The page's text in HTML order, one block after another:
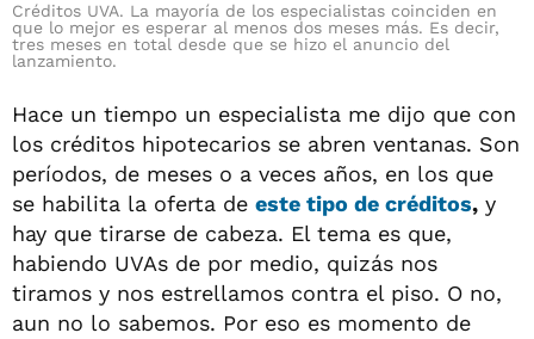
Créditos UVA. La mayoría de los especialistas coinciden en
que lo mejor es esperar al menos dos meses más. Es decir,
tres meses en total desde que se hizo el anuncio del
lanzamiento.
Hace un tiempo un especialista me dijo que con
los créditos hipotecarios se abren ventanas. Son
períodos, de meses o a veces años, en los que
se habilita la oferta de este tipo de créditos, y
hay que tirarse de cabeza. El tema es que,
habiendo UVAs de por medio, quizás nos
tiramos y nos estrellamos contra el piso. O no,
aun no lo sabemos. Por eso es momento de